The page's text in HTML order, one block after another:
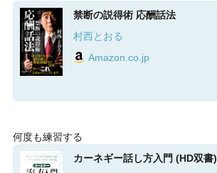
禁断の説得術 応酬話法
村西とおる
Amazon.co.jp
何度も練習する
カーネギー話し方入門 (HD双書)